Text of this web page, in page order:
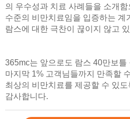
의 우수성과 치료 사례들을 소개
수준의 비만치료임을 입증하는 계
람스에 대한 극찬이 끊이지 않고
365mc는 앞으로도 람스 40만보틀
마지막 1% 고객님들까지 만족할
최상의 비만치료를 제공할 수 있
감사합니다.